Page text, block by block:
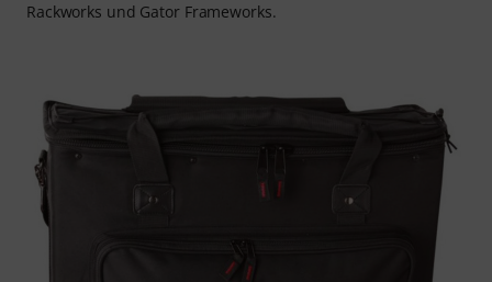
Rackworks und Gator Frameworks.